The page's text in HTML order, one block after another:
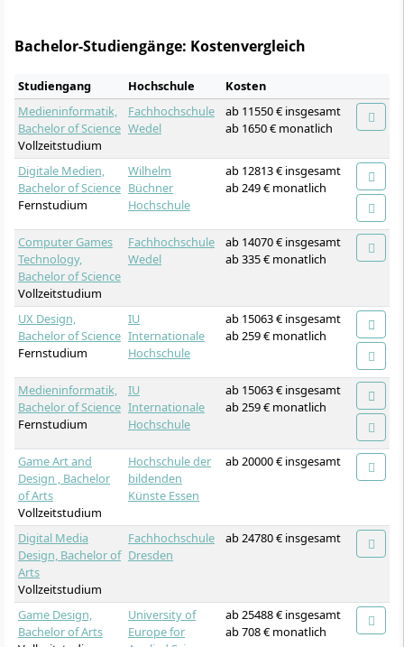
Bachelor-Studiengänge: Kostenvergleich
Studiengang Hochschule
Kosten
Medieninformatik,
Bachelor of Science
Vollzeitstudium
Fachhochschule
Wedel
ab 11550 € insgesamt
ab 1650 € monatlich
Digitale Medien,
Bachelor of Science
Fernstudium
Wilhelm
Büchner
Hochschule
ab 12813 € insgesamt
ab 249 € monatlich
Computer Games
Technology,
Bachelor of Science
Vollzeitstudium
Fachhochschule
Wedel
ab 14070 € insgesamt
ab 335 € monatlich
UX Design,
Bachelor of Science
Fernstudium
IU
Internationale
Hochschule
ab 15063 € insgesamt
ab 259 € monatlich
Medieninformatik,
Bachelor of Science
Fernstudium
IU
Internationale
Hochschule
ab 15063 € insgesamt
ab 259 € monatlich
Game Art and
Design , Bachelor
of Arts
Vollzeitstudium
Hochschule der
bildenden
Künste Essen
ab 20000 € insgesamt
Digital Media
Design, Bachelor of
Arts
Vollzeitstudium
Fachhochschule
Dresden
ab 24780 € insgesamt
Game Design,
Bachelor of Arts
University of
Europe for
ab 25488 € insgesamt
ab 708 € monatlich